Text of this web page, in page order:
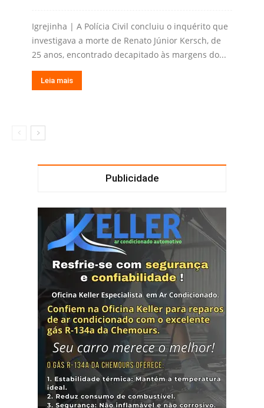
Igrejinha | A Polícia Civil concluiu o inquérito que
investigava a morte de Renato Júnior Kersch, de
25 anos, encontrado decapitado às margens do...
Leia mais
Publicidade